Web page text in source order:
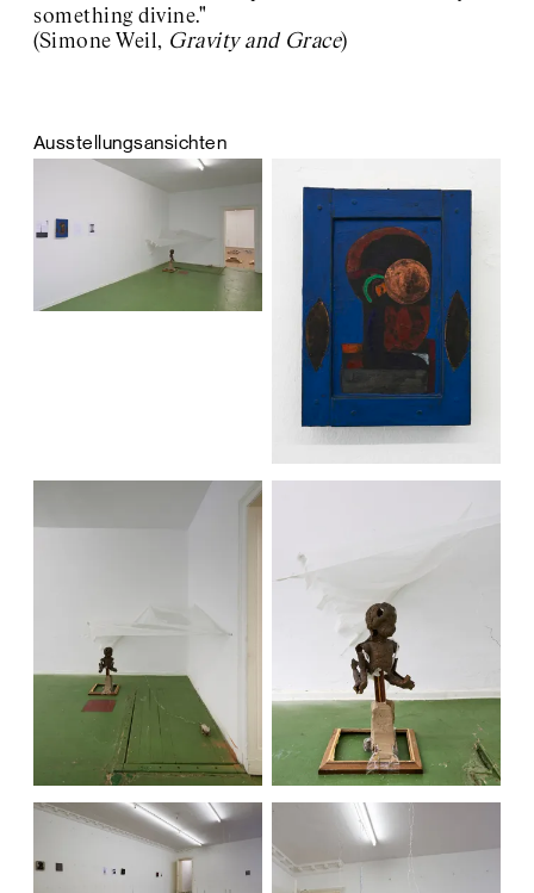
something divine."
(Simone Weil, Gravity and Grace)
Ausstellungsansichten